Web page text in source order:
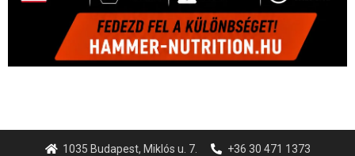
1035 Budapest, Miklós u. 7.
+36 30 471 1373